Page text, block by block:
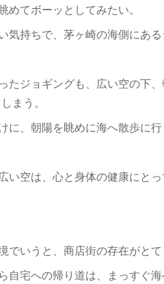
めてボーッとしてみたい。
気持ちで、茅ヶ崎の海側にある
たジョギングも、広い空の下
まう。
に、朝陽を眺めに海へ散歩に
い空は、心と身体の健康にと
でいうと、商店街の存在がとて
自宅への帰り道は、まっすぐ海